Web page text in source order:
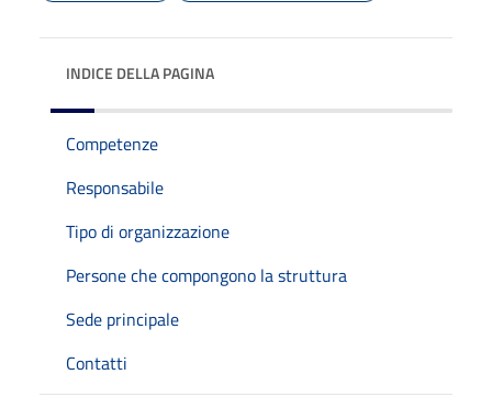
INDICE DELLA PAGINA
Competenze
Responsabile
Tipo di organizzazione
Persone che compongono la struttura
Sede principale
Contatti